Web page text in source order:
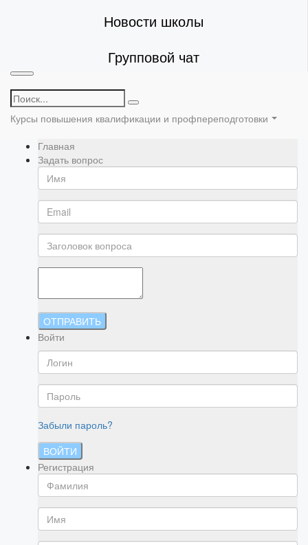
Новости школы
Групповой чат
Курсы повышения квалификации и профпереподготовки
Главная
Задать вопрос
ОТПРАВИТЬ
Войти
Забыли пароль?
ВОЙТИ
Регистрация